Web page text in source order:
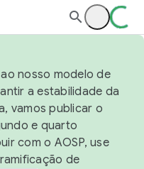
nosso modelo de
a estabilidade da
vamos publicar o
e quarto
com o AOSP, use
de